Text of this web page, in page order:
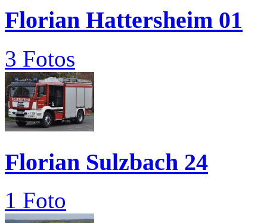
Florian Hattersheim 01
3 Fotos
Florian Sulzbach 24
1 Foto